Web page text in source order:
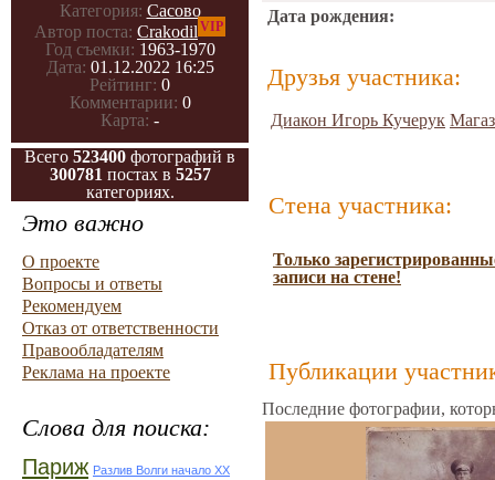
Категория: Сасово
Автор поста: Crakodil VIP
Год съемки: 1963-1970
Дата: 01.12.2022 16:25
Рейтинг: 0
Комментарии: 0
Карта: -
Всего 523400 фотографий в
300781 постах в 5257
категориях.
Это важно
О проекте
Вопросы и ответы
Рекомендуем
Отказ от ответственности
Правообладателям
Реклама на проекте
Слова для поиска:
Париж Разлив Волги начало ХХ
Дата рождения:
Друзья участника:
Диакон Игорь Кучерук
Стена участника:
Только
записи на стене!
Публикации
Последние фотографии,